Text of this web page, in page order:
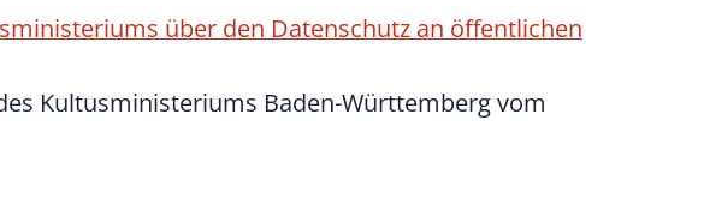
über den Datenschutz an öffentlichen
Kultusministeriums Baden-Württemberg vom